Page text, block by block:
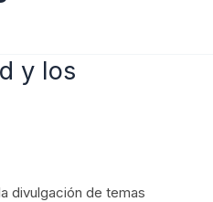
y los
divulgación de temas